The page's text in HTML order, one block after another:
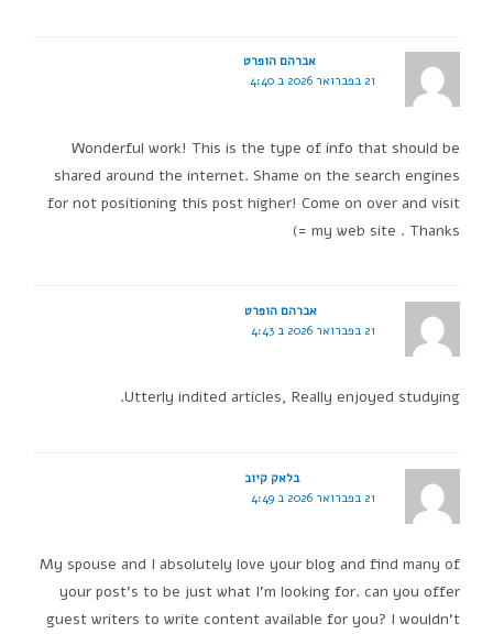
אברהם הופרט
21 בפברואר 2026 ב 4:40
Wonderful work! This is the type of info that should be
shared around the internet. Shame on the search engines
for not positioning this post higher! Come on over and visit
my web site . Thanks =)
אברהם הופרט
21 בפברואר 2026 ב 4:43
Utterly indited articles, Really enjoyed studying.
בלאק קיוב
21 בפברואר 2026 ב 4:49
My spouse and I absolutely love your blog and find many of
your post's to be just what I'm looking for. can you offer
guest writers to write content available for you? I wouldn't